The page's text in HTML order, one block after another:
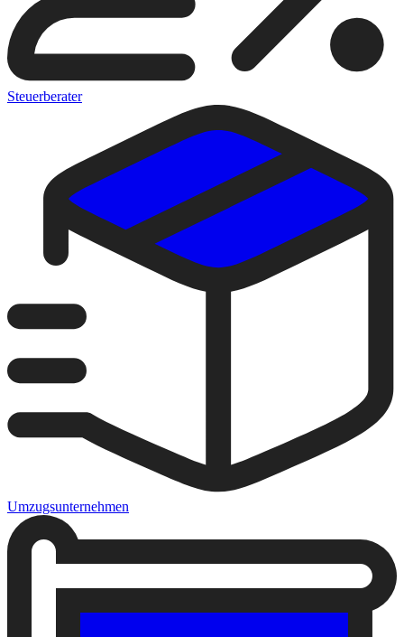
Steuerberater
Umzugsunternehmen